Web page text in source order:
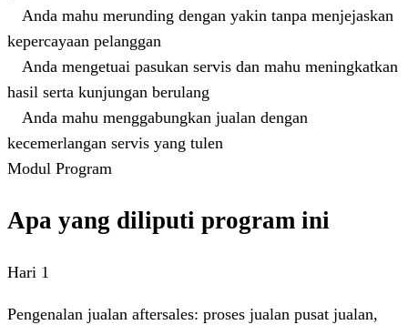
Anda mahu merunding dengan yakin tanpa menjejaskan
kepercayaan pelanggan
Anda mengetuai pasukan servis dan mahu meningkatkan
hasil serta kunjungan berulang
Anda mahu menggabungkan jualan dengan
kecemerlangan servis yang tulen
Modul Program
Apa yang diliputi program ini
Hari 1
Pengenalan jualan aftersales: proses jualan pusat jualan,